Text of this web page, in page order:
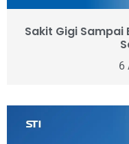
Sakit Gigi
6